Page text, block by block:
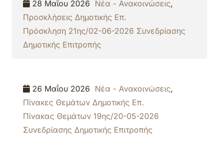
28 Μαΐου 2026 Νέα - Ανακοινώσεις,
Προσκλήσεις Δημοτικής Επ.
Πρόσκληση 21ης/02-06-2026 Συνεδρίασης
Δημοτικής Επιτροπής
26 Μαΐου 2026 Νέα - Ανακοινώσεις,
Πίνακες Θεμάτων Δημοτικής Επ.
Πίνακας Θεμάτων 19ης/20-05-2026
Συνεδρίασης Δημοτικής Επιτροπής